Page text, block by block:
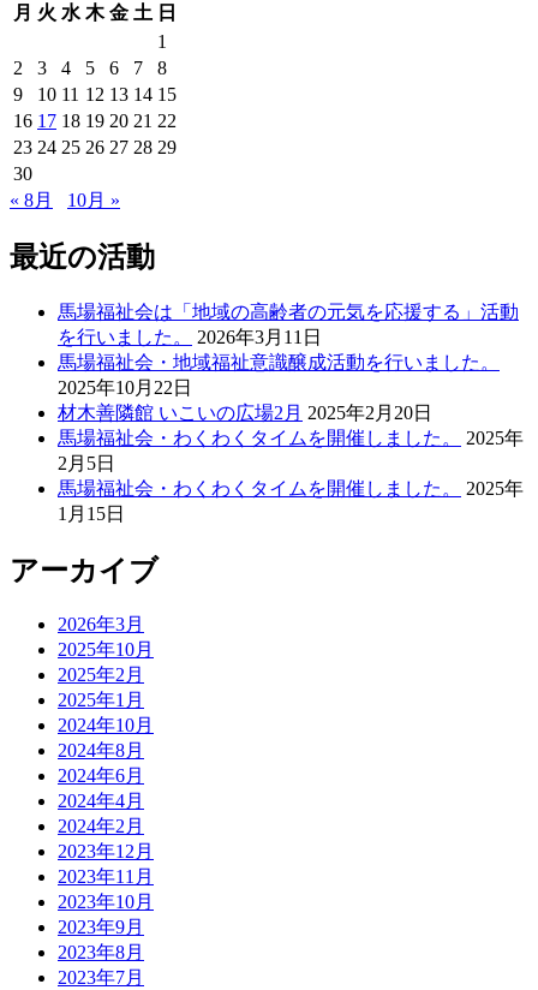
月 火 水 木 金 土 日
1
2
3 4 5 6 7
8
9
10 11 12 13 14 15
16 17 18 19 20 21 22
23 24 25 26 27 28 29
30
« 8月
10月 »
最近の活動
馬場福祉会は「地域の高齢者の元気を応援する」活動
を行いました。
2026年3月11日
馬場福祉会・地域福祉意識醸成活動を行いました。
2025年10月22日
材木善隣館 いこいの広場2月 2025年2月20日
馬場福祉会・わくわくタイムを開催しました。
2025年
2月5日
馬場福祉会・わくわくタイムを開催しました。
2025年
1月15日
アーカイブ
2026年3月
2025年10月
2025年2月
2025年1月
2024年10月
2024年8月
2024年6月
2024年4月
2024年2月
2023年12月
2023年11月
2023年10月
2023年9月
2023年8月
2023年7月